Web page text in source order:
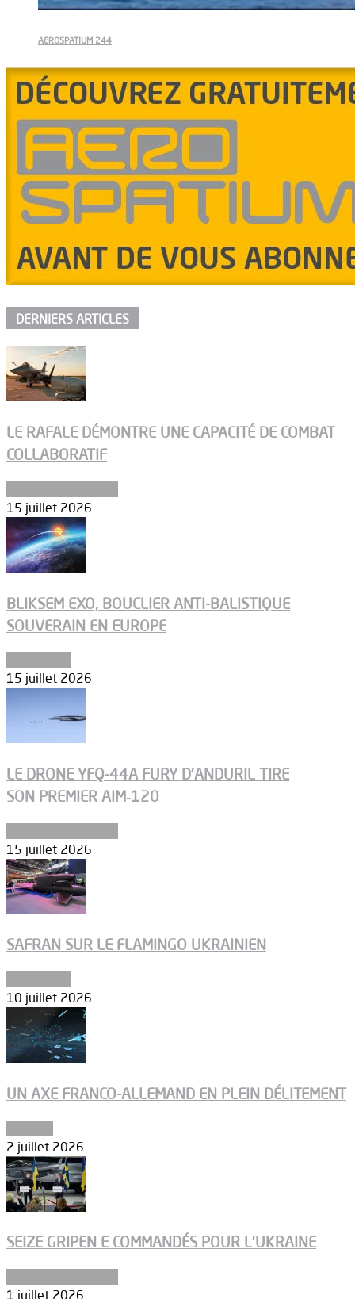
AEROSPATIUM 244
DERNIERS ARTICLES
LE RAFALE DÉMONTRE UNE CAPACITÉ DE COMBAT
COLLABORATIF
15 juillet 2026
BLIKSEM EXO, BOUCLIER ANTI-BALISTIQUE
SOUVERAIN EN EUROPE
15 juillet 2026
LE DRONE YFQ-44A FURY D’ANDURIL TIRE
SON PREMIER AIM‑120
15 juillet 2026
SAFRAN SUR LE FLAMINGO UKRAINIEN
10 juillet 2026
UN AXE FRANCO-ALLEMAND EN PLEIN DÉLITEMENT
2 juillet 2026
SEIZE GRIPEN E COMMANDÉS POUR L’UKRAINE
1 juillet 2026